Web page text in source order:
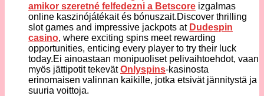
amikor szeretné felfedezni a Betscore izgalmas
online kaszinójátékait és bónuszait.Discover thrilling
slot games and impressive jackpots at Dudespin
casino, where exciting spins meet rewarding
opportunities, enticing every player to try their luck
today.Ei ainoastaan monipuoliset pelivaihtoehdot, vaan
myös jättipotit tekevätOnlyspins-kasinosta
erinomaisen valinnan kaikille, jotka etsivät jännitystä ja
suuria voittoja.